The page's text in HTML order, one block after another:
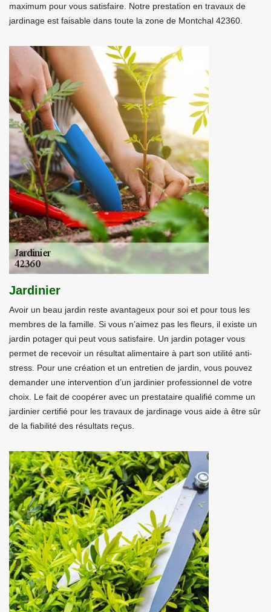
maximum pour vous satisfaire. Notre prestation en travaux de
jardinage est faisable dans toute la zone de Montchal 42360.
Jardinier
Avoir un beau jardin reste avantageux pour soi et pour tous les
membres de la famille. Si vous n’aimez pas les fleurs, il existe un
jardin potager qui peut vous satisfaire. Un jardin potager vous
permet de recevoir un résultat alimentaire à part son utilité anti-
stress. Pour une création et un entretien de jardin, vous pouvez
demander une intervention d’un jardinier professionnel de votre
choix. Le fait de coopérer avec un prestataire qualifié comme un
jardinier certifié pour les travaux de jardinage vous aide à être sûr
de la fiabilité des résultats reçus.